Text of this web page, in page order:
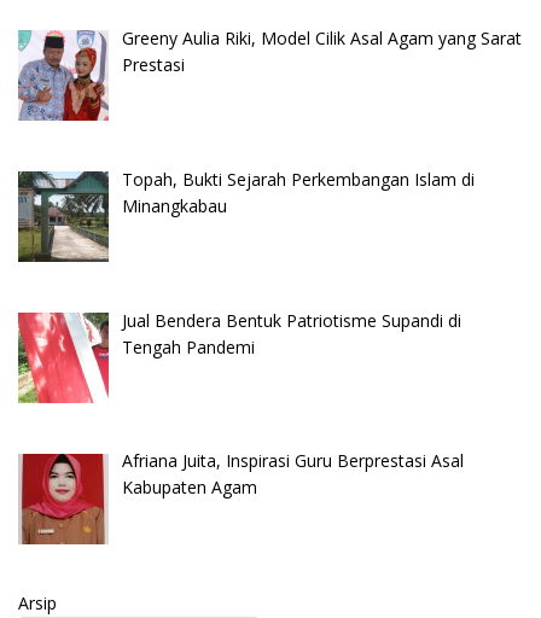
Greeny Aulia Riki, Model Cilik Asal Agam yang Sarat
Prestasi
Topah, Bukti Sejarah Perkembangan Islam di
Minangkabau
Jual Bendera Bentuk Patriotisme Supandi di
Tengah Pandemi
Afriana Juita, Inspirasi Guru Berprestasi Asal
Kabupaten Agam
Arsip